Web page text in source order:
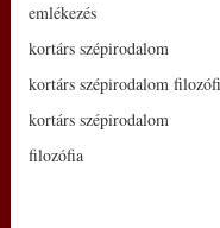
emlékezés
kortárs szépirodalom
kortárs szépirodalom
kortárs szépirodalom
filozófia